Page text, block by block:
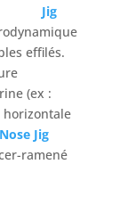
Jig
effilés.
(ex :
Nose Jig
ramené